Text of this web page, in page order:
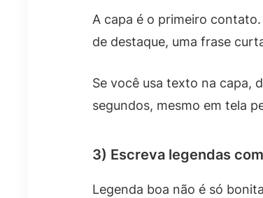
A capa é o primeiro
de destaque, uma frase
Se você usa texto na capa,
segundos, mesmo em tela
3) Escreva legendas
Legenda boa não é só